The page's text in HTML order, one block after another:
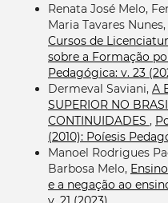
Renata José Melo,
Maria Tavares Nunes,
Cursos de
sobre a Formação
Pedagógica: v. 23
Dermeval Saviani, A
SUPERIOR NO
CONTINUIDADES ,
(2010): Poíesis
Manoel Rodrigues
Barbosa Melo,
e a negação ao